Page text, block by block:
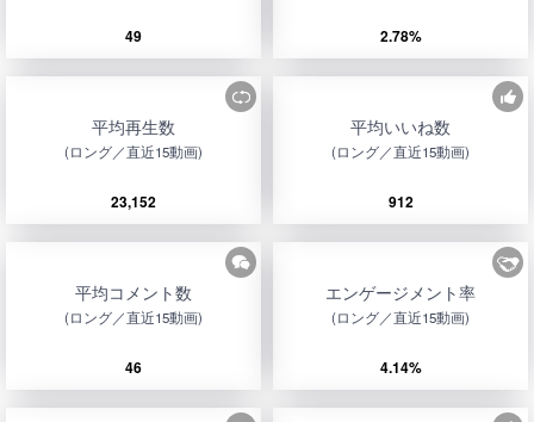
49 2.78%
平均再生数
(ロング／直近15動画)
23,152
平均いいね数
(ロング／直近15動画)
912
平均コメント数
(ロング／直近15動画)
46
エンゲージメント率
(ロング／直近15動画)
4.14%